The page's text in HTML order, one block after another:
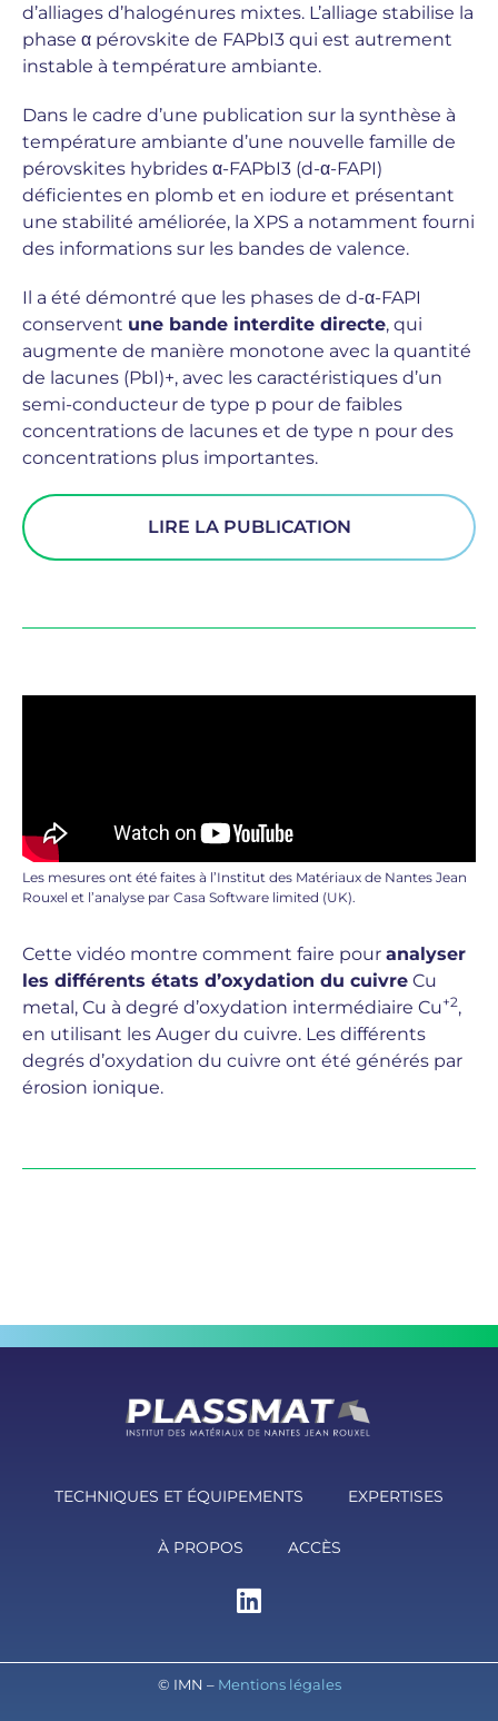
d’alliages d’halogénures mixtes. L’alliage stabilise la
phase α pérovskite de FAPbI3 qui est autrement
instable à température ambiante.
Dans le cadre d’une publication sur la synthèse à
température ambiante d’une nouvelle famille de
pérovskites hybrides α-FAPbI3 (d-α-FAPI)
déficientes en plomb et en iodure et présentant
une stabilité améliorée, la XPS a notamment fourni
des informations sur les bandes de valence.
Il a été démontré que les phases de d-α-FAPI
conservent une bande interdite directe, qui
augmente de manière monotone avec la quantité
de lacunes (PbI)+, avec les caractéristiques d’un
semi-conducteur de type p pour de faibles
concentrations de lacunes et de type n pour des
concentrations plus importantes.
LIRE LA PUBLICATION
Cette vidéo montre comment faire pour analyser
les différents états d’oxydation du cuivre Cu
metal, Cu à degré d’oxydation intermédiaire Cu+2,
en utilisant les Auger du cuivre. Les différents
degrés d’oxydation du cuivre ont été générés par
érosion ionique.
Les mesures ont été faites à l’Institut des Matériaux de Nantes Jean
Rouxel et l’analyse par Casa Software limited (UK).
TECHNIQUES ET ÉQUIPEMENTS EXPERTISES
À PROPOS ACCÈS
© IMN – Mentions légales